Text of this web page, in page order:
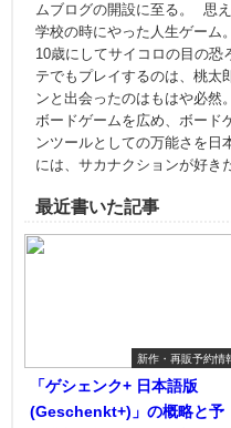
ムブログの開設に至る。 思
学校の時にやった人生ゲーム
10歳にしてサイコロの目の恐
テでもプレイするのは、桃太
ンと出会ったのはもはや必然
ボードゲームを広め、ボード
ンツールとしての万能さを日
には、サカナクションが好き
最近書いた記事
新作・再販予約情
「ゲシェンク+ 日本語版
(Geschenkt+)」の概略と予